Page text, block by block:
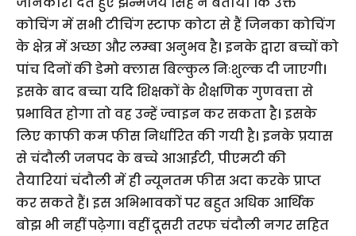
कोचिंग में सभी टीचिंग स्टाफ कोटा से हैं जिनका कोचिंग
के क्षेत्र में अच्छा और लम्बा अनुभव है। इनके द्वारा बच्चों को
पांच दिनों की डेमो क्लास बिल्कुल निःशुल्क दी जाएगी।
इसके बाद बच्चा यदि शिक्षकों के शैक्षणिक गुणवत्ता से
प्रभावित होगा तो वह उन्हें ज्वाइन कर सकता है। इसके
लिए काफी कम फीस निर्धारित की गयी है। इनके प्रयास
से चंदौली जनपद के बच्चे आआईटी, पीएमटी की
तैयारियां चंदौली में ही न्यूनतम फीस अदा करके प्राप्त
कर सकते हैं। इस अभिभावकों पर बहुत अधिक आर्थिक
बोझ भी नहीं पढ़ेगा। वहीं दूसरी तरफ चंदौली नगर सहित